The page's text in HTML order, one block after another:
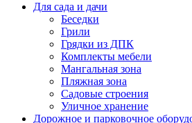
Для сада и дачи
Беседки
Грили
Грядки из ДПК
Комплекты мебели
Мангальная зона
Пляжная зона
Садовые строения
Уличное хранение
Дорожное и парковочное